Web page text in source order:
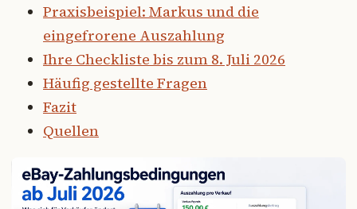
Praxisbeispiel: Markus und die
eingefrorene Auszahlung
Ihre Checkliste bis zum 8. Juli 2026
Häufig gestellte Fragen
Fazit
Quellen